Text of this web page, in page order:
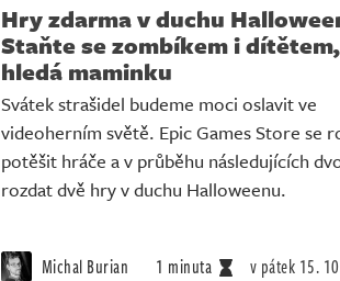
Hry zdarma v duchu
Staňte se zombíkem i
hledá maminku
Svátek strašidel budeme moci oslavit ve
videoherním světě. Epic Games Store se
potěšit hráče a v průběhu následujících
rozdat dvě hry v duchu Halloweenu.
Michal Burian 1 minuta v pátek 15.